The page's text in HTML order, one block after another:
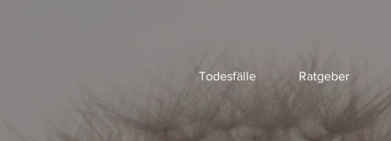
Todesfälle Ratgeber